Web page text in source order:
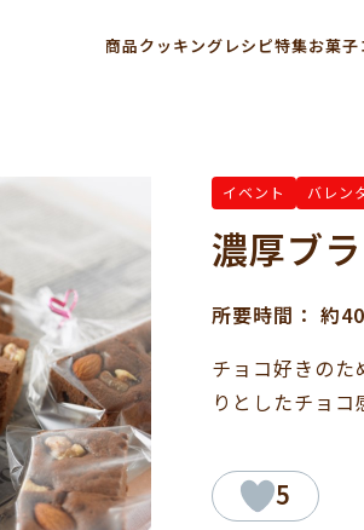
商品クッキングレシピ特集お菓
イベント バレン
濃厚ブ
所要時間： 約
チョコ好きの
りとしたチョ
5